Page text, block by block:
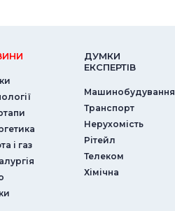
і газ
ДУМКИ
ЕКСПЕРТIВ
Машинобудування
Транспорт
Нерухомість
Рітейл
Телеком
Хімічна